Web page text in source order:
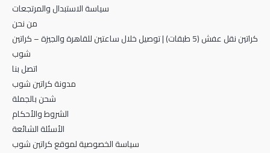
سياسة الاستبدال والمرتجعات
من نحن
كراتين نقل عفش (5 طبقات) | توصيل خلال ساعتين للقاهرة والجيزة – كراتين
شوب
اتصل بنا
مدونة كراتين شوب
شحن بالجملة
الشروط والأحكام
الأسئلة الشائعة
سياسة الخصوصية لموقع كراتين شوب